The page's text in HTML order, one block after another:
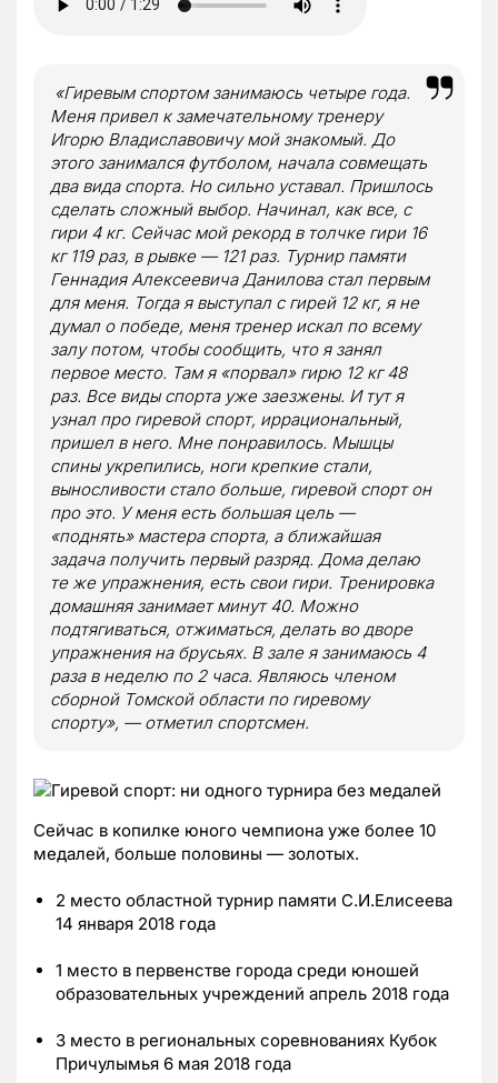
«Гиревым спортом занимаюсь четыре года.
Меня привел к замечательному тренеру
Игорю Владиславовичу мой знакомый. До
этого занимался футболом, начала совмещать
два вида спорта. Но сильно уставал. Пришлось
сделать сложный выбор. Начинал, как все, с
гири 4 кг. Сейчас мой рекорд в толчке гири 16
кг 119 раз, в рывке — 121 раз. Турнир памяти
Геннадия Алексеевича Данилова стал первым
для меня. Тогда я выступал с гирей 12 кг, я не
думал о победе, меня тренер искал по всему
залу потом, чтобы сообщить, что я занял
первое место. Там я «порвал» гирю 12 кг 48
раз. Все виды спорта уже заезжены. И тут я
узнал про гиревой спорт, иррациональный,
пришел в него. Мне понравилось. Мышцы
спины укрепились, ноги крепкие стали,
выносливости стало больше, гиревой спорт он
про это. У меня есть большая цель —
«поднять» мастера спорта, а ближайшая
задача получить первый разряд. Дома делаю
те же упражнения, есть свои гири. Тренировка
домашняя занимает минут 40. Можно
подтягиваться, отжиматься, делать во дворе
упражнения на брусьях. В зале я занимаюсь 4
раза в неделю по 2 часа. Являюсь членом
сборной Томской области по гиревому
спорту», — отметил спортсмен.
Сейчас в копилке юного чемпиона уже более 10
медалей, больше половины — золотых.
2 место областной турнир памяти С.И.Елисеева
14 января 2018 года
1 место в первенстве города среди юношей
образовательных учреждений апрель 2018 года
3 место в региональных соревнованиях Кубок
Причулымья 6 мая 2018 года